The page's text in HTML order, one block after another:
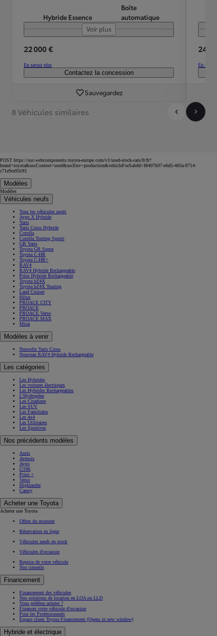
Hybride Essence
Boîte
automatique
Voir plus
22 000 €
En savoir plus
Contactez la concession
Sauvegardez
24
En
8 Véhicules similaires
POST https://usc-webcomponents.toyota-europe.com/v1/used-stock-cars/fr/fr?
brand=toyota&uscContext=used&uscEnv=production&vehicleForSaleId=f8407b97-e6d5-483a-9714-
c71e9ce93c93
Modèles
Modèles
Véhicules neufs
Tous les véhicules neufs
Aygo X Hybride
Yaris
Yaris Cross Hybride
Corolla
Corolla Touring Sports
GR Yaris
Toyota GR Supra
Toyota C-HR
Toyota C-HR+
RAV4
RAV4 Hybride Rechargeable
Prius Hybride Rechargeable
Toyota bZ4X
Toyota bZ4X Touring
Land Cruiser
Hilux
PROACE CITY
PROACE
PROACE Verso
PROACE MAX
Mirai
Modèles à venir
Nouvelle Yaris Cross
Nouveau RAV4 Hybride Rechargeable
Les catégories
Les Hybrides
Les voitures électriques
Les Hybrides Rechargeables
L'Hydrogène
Les Citadines
Les SUV
Les Familiales
Les 4x4
Les Utilitaires
Les Sportives
Nos précédents modèles
Auris
Avensis
Aygo
GT86
Prius +
Verso
Highlander
Camry
Acheter une Toyota
Acheter une Toyota
Offres du moment
Réservation en ligne
Véhicules neufs en stock
Véhicules d'occasion
Reprise de votre véhicule
Nos conseils
Financement
Financement des véhicules
Nos solutions de location en LOA ou LLD
Vous préférez acheter ?
Financez votre véhicule d'occasion
Pour les Professionnels
Espace client Toyota Financement (Opens in new window)
Hybride et électrique